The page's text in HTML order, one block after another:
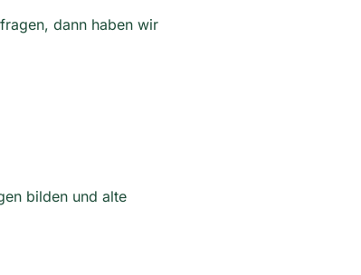
dann haben wir
bilden und alte